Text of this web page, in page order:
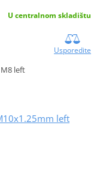
U centralnom skladištu
Usporedite
left
left